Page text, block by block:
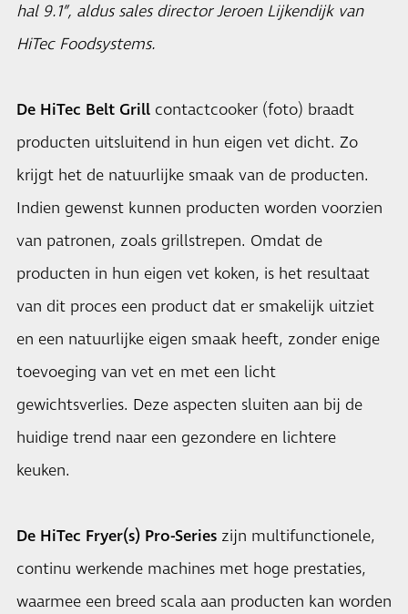
hal 9.1”, aldus sales director Jeroen Lijkendijk van
HiTec Foodsystems.
De HiTec Belt Grill contactcooker (foto) braadt
producten uitsluitend in hun eigen vet dicht. Zo
krijgt het de natuurlijke smaak van de producten.
Indien gewenst kunnen producten worden voorzien
van patronen, zoals grillstrepen. Omdat de
producten in hun eigen vet koken, is het resultaat
van dit proces een product dat er smakelijk uitziet
en een natuurlijke eigen smaak heeft, zonder enige
toevoeging van vet en met een licht
gewichtsverlies. Deze aspecten sluiten aan bij de
huidige trend naar een gezondere en lichtere
keuken.
De HiTec Fryer(s) Pro-Series zijn multifunctionele,
continu werkende machines met hoge prestaties,
waarmee een breed scala aan producten kan worden